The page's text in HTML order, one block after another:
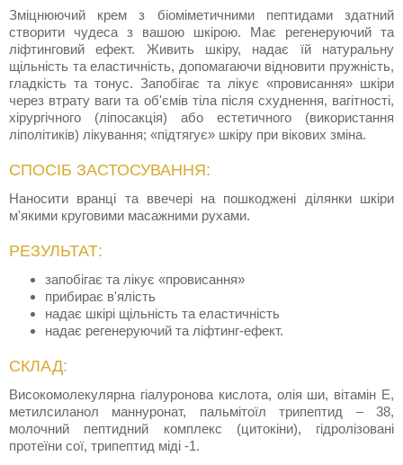
Зміцнюючий крем з біоміметичними пептидами здатний
створити чудеса з вашою шкірою. Має регенеруючий та
ліфтинговий ефект. Живить шкіру, надає їй натуральну
щільність та еластичність, допомагаючи відновити пружність,
гладкість та тонус. Запобігає та лікує «провисання» шкіри
через втрату ваги та об'ємів тіла після схуднення, вагітності,
хірургічного (ліпосакція) або естетичного (використання
ліполітиків) лікування; «підтягує» шкіру при вікових зміна.
СПОСІБ ЗАСТОСУВАННЯ:
Наносити вранці та ввечері на пошкоджені ділянки шкіри
м'якими круговими масажними рухами.
РЕЗУЛЬТАТ:
запобігає та лікує «провисання»
прибирає в'ялість
надає шкірі щільність та еластичність
надає регенеруючий та ліфтинг-ефект. ⠀
СКЛАД:
Високомолекулярна гіалуронова кислота, олія ши, вітамін Е,
метилсиланол маннуронат, пальмітоїл трипептид – 38,
молочний пептидний комплекс (цитокіни), гідролізовані
протеїни сої, трипептид міді -1.